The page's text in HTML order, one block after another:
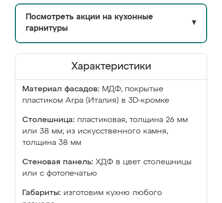
Посмотреть акции на кухонные
гарнитуры
▼
Характеристики
Материал фасадов: МДФ, покрытые
пластиком Arpa (Италия) в 3D-кромке
Столешница: пластиковая, толщина 26 мм
или 38 мм; из искусственного камня,
толщина 38 мм
Стеновая панель: ХДФ в цвет столешницы
или с фотопечатью
Габариты: изготовим кухню любого